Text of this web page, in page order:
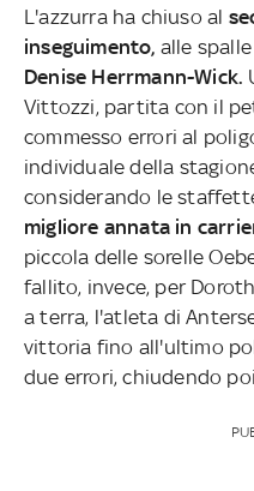
L'azzurra ha chiuso al
inseguimento, alle
Denise Herrmann-Wick.
Vittozzi, partita con il
commesso errori al
individuale della
considerando le
migliore annata in
piccola delle sorelle
fallito, invece, per
a terra, l'atleta di
vittoria fino all'ultimo
due errori, chiudendo